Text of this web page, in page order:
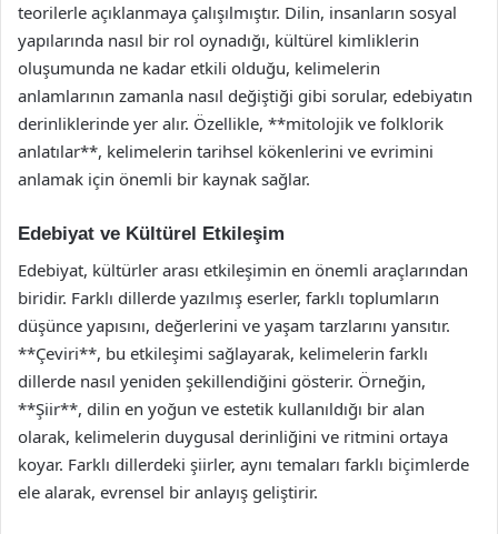
teorilerle açıklanmaya çalışılmıştır. Dilin, insanların sosyal
yapılarında nasıl bir rol oynadığı, kültürel kimliklerin
oluşumunda ne kadar etkili olduğu, kelimelerin
anlamlarının zamanla nasıl değiştiği gibi sorular, edebiyatın
derinliklerinde yer alır. Özellikle, **mitolojik ve folklorik
anlatılar**, kelimelerin tarihsel kökenlerini ve evrimini
anlamak için önemli bir kaynak sağlar.
Edebiyat ve Kültürel Etkileşim
Edebiyat, kültürler arası etkileşimin en önemli araçlarından
biridir. Farklı dillerde yazılmış eserler, farklı toplumların
düşünce yapısını, değerlerini ve yaşam tarzlarını yansıtır.
**Çeviri**, bu etkileşimi sağlayarak, kelimelerin farklı
dillerde nasıl yeniden şekillendiğini gösterir. Örneğin,
**Şiir**, dilin en yoğun ve estetik kullanıldığı bir alan
olarak, kelimelerin duygusal derinliğini ve ritmini ortaya
koyar. Farklı dillerdeki şiirler, aynı temaları farklı biçimlerde
ele alarak, evrensel bir anlayış geliştirir.